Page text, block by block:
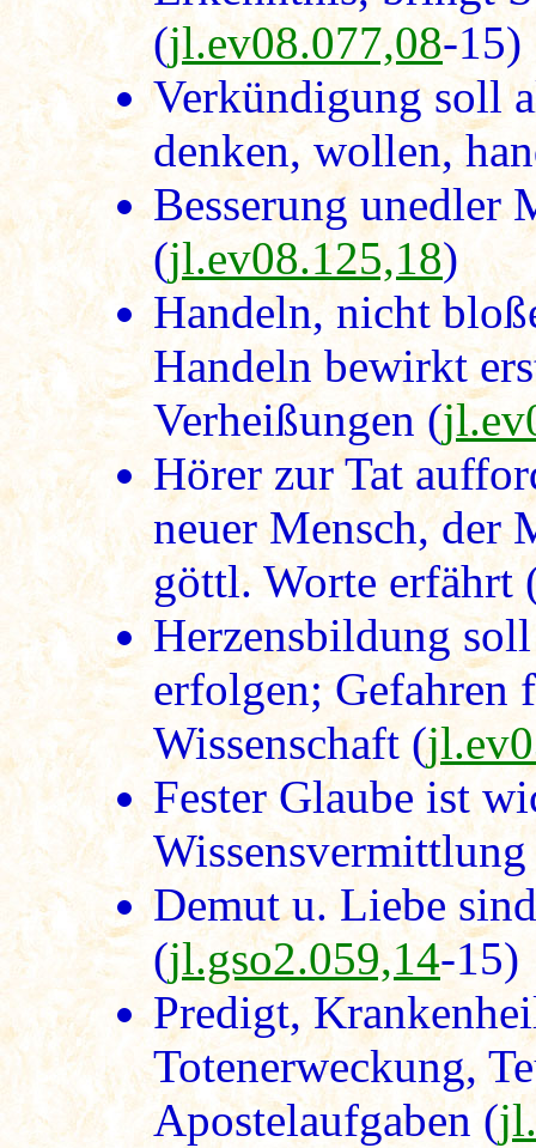
(jl.ev08.077,08-15)
Verkündigung soll
denken, wollen,
Besserung unedler
(jl.ev08.125,18)
Handeln, nicht
Handeln bewirkt
Verheißungen (
Hörer zur Tat
neuer Mensch, der
göttl. Worte erfährt
Herzensbildung
erfolgen; Gefahren
Wissenschaft (
Fester Glaube ist
Demut u. Liebe
(jl.gso2.059,14-15)
Predigt,
Totenerweckung,
Apostelaufgaben (